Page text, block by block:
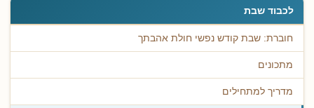
לכבוד שבת
חוברת: שבת קודש נפשי חולת אהבתך
מתכונים
מדריך למתחילים